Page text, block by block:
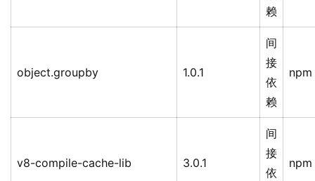
赖
object.groupby 1.0.1
间
接
依
赖
npm
v8-compile-cache-lib 3.0.1
间
接
依
npm